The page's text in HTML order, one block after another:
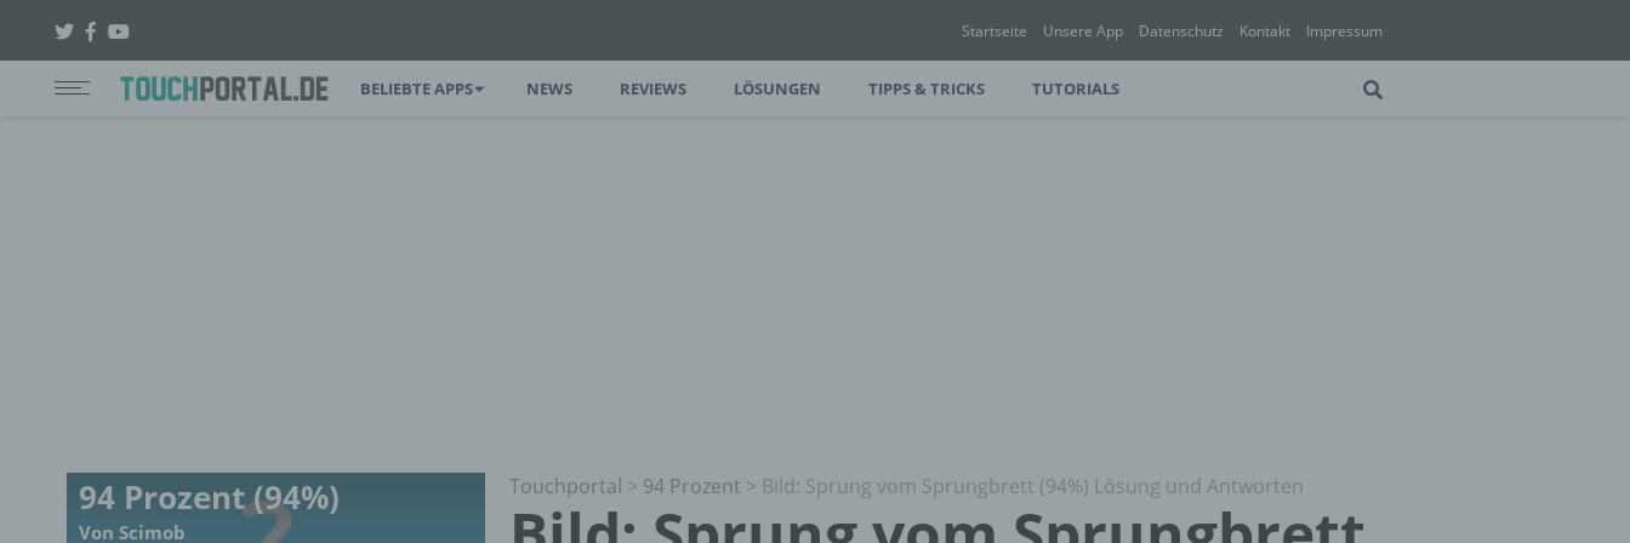
Startseite Unsere App Datenschutz Kontakt Impressum
BELIEBTE APPS NEWS REVIEWS LÖSUNGEN TIPPS & TRICKS TUTORIALS
Touchportal > 94 Prozent > Bild: Sprung vom Sprungbrett (94%) Lösung und Antworten
94 Prozent (94%)
Von Scimob